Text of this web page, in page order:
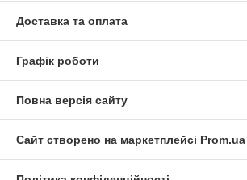
Доставка та оплата
Графік роботи
Повна версія сайту
Сайт створено на маркетплейсі Prom.ua